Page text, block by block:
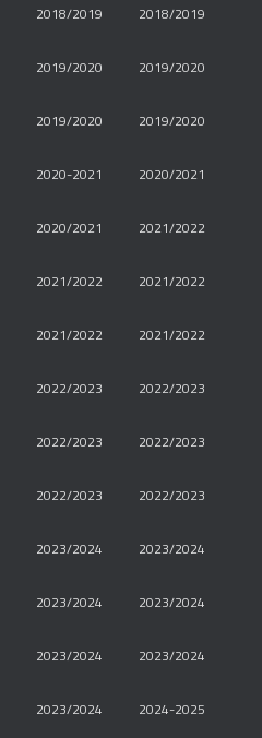
2018/2019 2018/2019
2019/2020 2019/2020
2019/2020 2019/2020
2020-2021 2020/2021
2020/2021 2021/2022
2021/2022 2021/2022
2021/2022 2021/2022
2022/2023 2022/2023
2022/2023 2022/2023
2022/2023 2022/2023
2023/2024 2023/2024
2023/2024 2023/2024
2023/2024 2023/2024
2023/2024 2024-2025